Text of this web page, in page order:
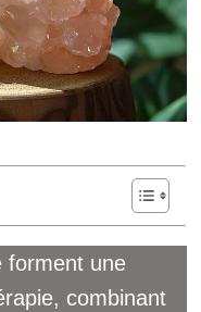
forment une
combinant